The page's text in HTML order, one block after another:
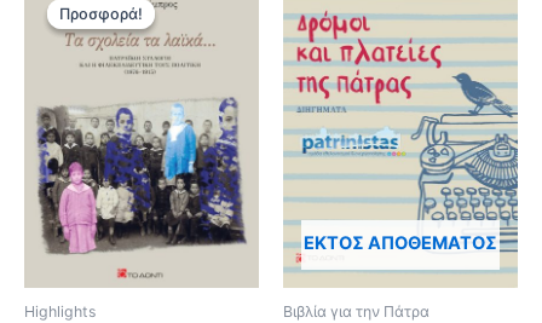
Προσφορά!
Προσφορά!
Highlights
ΕΚΤΌΣ ΑΠΟΘΈΜΑΤΟΣ
Βιβλία για την Πάτρα